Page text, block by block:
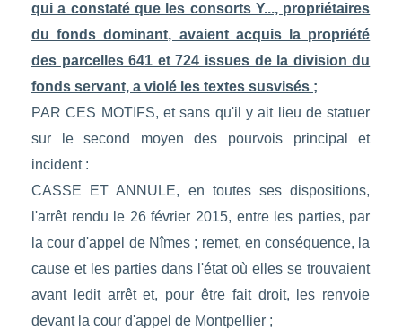
qui a constaté que les consorts Y..., propriétaires
du fonds dominant, avaient acquis la propriété
des parcelles 641 et 724 issues de la division du
fonds servant, a violé les textes susvisés ;
PAR CES MOTIFS, et sans qu'il y ait lieu de statuer
sur le second moyen des pourvois principal et
incident :
CASSE ET ANNULE, en toutes ses dispositions,
l'arrêt rendu le 26 février 2015, entre les parties, par
la cour d'appel de Nîmes ; remet, en conséquence, la
cause et les parties dans l'état où elles se trouvaient
avant ledit arrêt et, pour être fait droit, les renvoie
devant la cour d'appel de Montpellier ;